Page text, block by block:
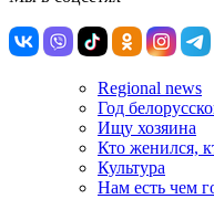
Regional news
Год
Ищу хозяина
Кто женился,
Культура
Нам есть чем